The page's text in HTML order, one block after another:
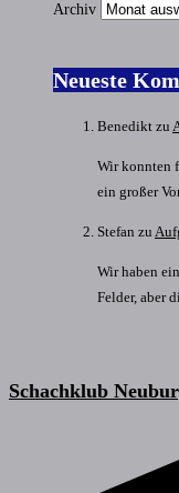
Archiv
Neueste
Benedikt zu
Wir konnten
ein großer
Stefan zu
Wir haben
Felder, aber
Schachklub